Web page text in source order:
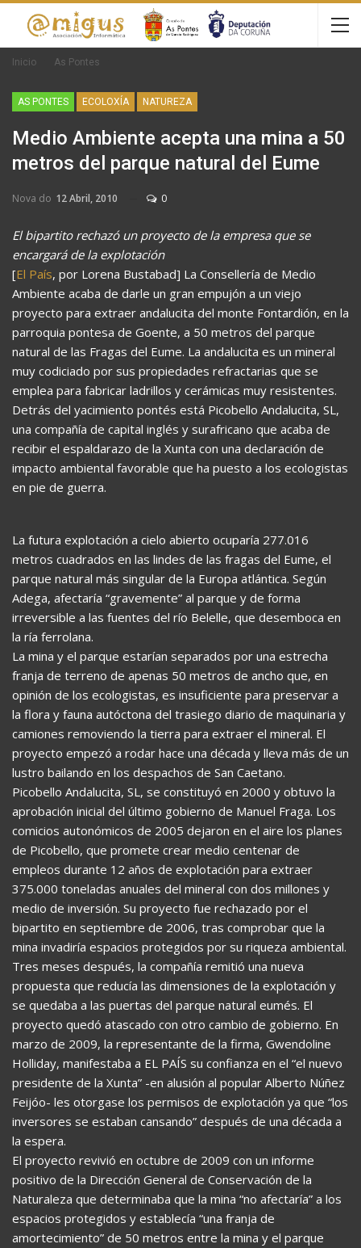
Inicio As Pontes
AS PONTES ECOLOXÍA NATUREZA
Medio Ambiente acepta una mina a 50
metros del parque natural del Eume
Nova do 12 Abril, 2010 0
El bipartito rechazó un proyecto de la empresa que se
encargará de la explotación
[El País, por Lorena Bustabad] La Consellería de Medio
Ambiente acaba de darle un gran empujón a un viejo
proyecto para extraer andalucita del monte Fontardión, en la
parroquia pontesa de Goente, a 50 metros del parque
natural de las Fragas del Eume. La andalucita es un mineral
muy codiciado por sus propiedades refractarias que se
emplea para fabricar ladrillos y cerámicas muy resistentes.
Detrás del yacimiento pontés está Picobello Andalucita, SL,
una compañía de capital inglés y surafricano que acaba de
recibir el espaldarazo de la Xunta con una declaración de
impacto ambiental favorable que ha puesto a los ecologistas
en pie de guerra.
La futura explotación a cielo abierto ocuparía 277.016
metros cuadrados en las lindes de las fragas del Eume, el
parque natural más singular de la Europa atlántica. Según
Adega, afectaría “gravemente” al parque y de forma
irreversible a las fuentes del río Belelle, que desemboca en
la ría ferrolana.
La mina y el parque estarían separados por una estrecha
franja de terreno de apenas 50 metros de ancho que, en
opinión de los ecologistas, es insuficiente para preservar a
la flora y fauna autóctona del trasiego diario de maquinaria y
camiones removiendo la tierra para extraer el mineral. El
proyecto empezó a rodar hace una década y lleva más de un
lustro bailando en los despachos de San Caetano.
Picobello Andalucita, SL, se constituyó en 2000 y obtuvo la
aprobación inicial del último gobierno de Manuel Fraga. Los
comicios autonómicos de 2005 dejaron en el aire los planes
de Picobello, que promete crear medio centenar de
empleos durante 12 años de explotación para extraer
375.000 toneladas anuales del mineral con dos millones y
medio de inversión. Su proyecto fue rechazado por el
bipartito en septiembre de 2006, tras comprobar que la
mina invadiría espacios protegidos por su riqueza ambiental.
Tres meses después, la compañía remitió una nueva
propuesta que reducía las dimensiones de la explotación y
se quedaba a las puertas del parque natural eumés. El
proyecto quedó atascado con otro cambio de gobierno. En
marzo de 2009, la representante de la firma, Gwendoline
Holliday, manifestaba a EL PAÍS su confianza en el “el nuevo
presidente de la Xunta” -en alusión al popular Alberto Núñez
Feijóo- les otorgase los permisos de explotación ya que “los
inversores se estaban cansando” después de una década a
la espera.
El proyecto revivió en octubre de 2009 con un informe
positivo de la Dirección General de Conservación de la
Naturaleza que determinaba que la mina “no afectaría” a los
espacios protegidos y establecía “una franja de
amortecimiento” de 50 metros entre la mina y el parque